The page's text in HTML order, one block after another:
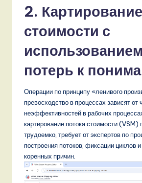
2.
стоимости с
потерь к
Операции по принципу «ленивого
превосходство в процессах зависят от
неэффективностей в рабочих
картирование потока стоимости
трудоемко, требует от экспертов по
построения потоков, фиксации циклов
коренных причин.